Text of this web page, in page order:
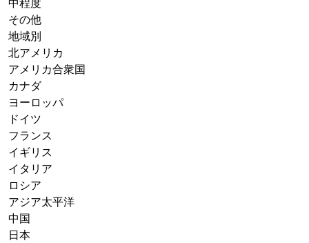
その他
地域別
北アメリカ
アメリカ合衆国
カナダ
ヨーロッパ
ドイツ
フランス
イギリス
イタリア
ロシア
アジア太平洋
中国
日本